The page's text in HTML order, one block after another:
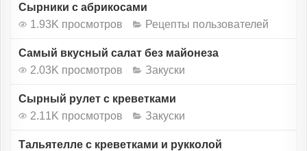
Сырники с абрикосами
1.93K просмотров
Рецепты пользователей
Самый вкусный салат без майонеза
2.03K просмотров
Закуски
Сырный рулет с креветками
2.11K просмотров
Закуски
Тальятелле с креветками и рукколой